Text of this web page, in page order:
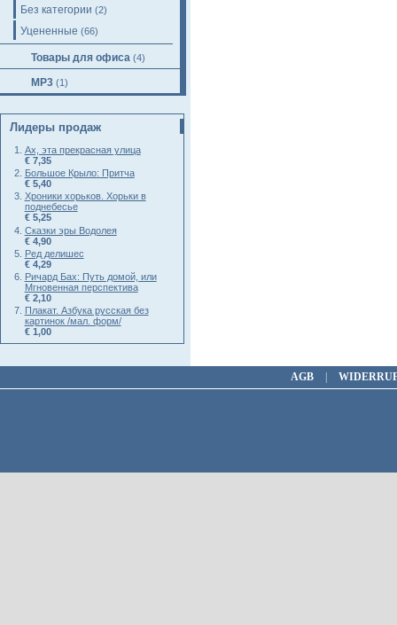
Без категории (2)
Уцененные (66)
Товары для офиса (4)
MP3 (1)
Лидеры продаж
Ах, эта прекрасная улица
€ 7,35
Большое Крыло: Притча
€ 5,40
Хроники хорьков. Хорьки в
поднебесье
€ 5,25
Сказки эры Водолея
€ 4,90
Ред делишес
€ 4,29
Ричард Бах: Путь домой, или
Мгновенная перспектива
€ 2,10
Плакат. Азбука русская без
картинок /мал. форм/
€ 1,00
AGB